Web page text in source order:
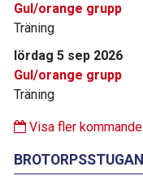
Gul/orange grupp
Träning
lördag 5 sep 2026
Gul/orange grupp
Träning
Visa fler kommande
BROTORPSSTUGAN